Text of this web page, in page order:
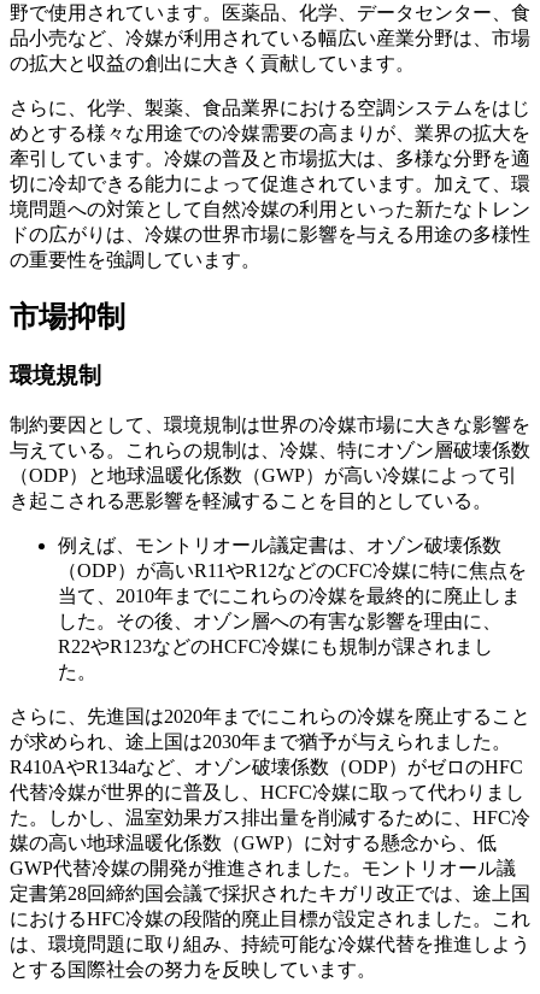
野で使用されています。医薬品、化学、データセンター、食
品小売など、冷媒が利用されている幅広い産業分野は、市場
の拡大と収益の創出に大きく貢献しています。
さらに、化学、製薬、食品業界における空調システムをはじ
めとする様々な用途での冷媒需要の高まりが、業界の拡大を
牽引しています。冷媒の普及と市場拡大は、多様な分野を適
切に冷却できる能力によって促進されています。加えて、環
境問題への対策として自然冷媒の利用といった新たなトレン
ドの広がりは、冷媒の世界市場に影響を与える用途の多様性
の重要性を強調しています。
市場抑制
環境規制
制約要因として、環境規制は世界の冷媒市場に大きな影響を
与えている。これらの規制は、冷媒、特にオゾン層破壊係数
（ODP）と地球温暖化係数（GWP）が高い冷媒によって引
き起こされる悪影響を軽減することを目的としている。
例えば、モントリオール議定書は、オゾン破壊係数
（ODP）が高いR11やR12などのCFC冷媒に特に焦点を
当て、2010年までにこれらの冷媒を最終的に廃止しま
した。その後、オゾン層への有害な影響を理由に、
R22やR123などのHCFC冷媒にも規制が課されまし
た。
さらに、先進国は2020年までにこれらの冷媒を廃止すること
が求められ、途上国は2030年まで猶予が与えられました。
R410AやR134aなど、オゾン破壊係数（ODP）がゼロのHFC
代替冷媒が世界的に普及し、HCFC冷媒に取って代わりまし
た。しかし、温室効果ガス排出量を削減するために、HFC冷
媒の高い地球温暖化係数（GWP）に対する懸念から、低
GWP代替冷媒の開発が推進されました。モントリオール議
定書第28回締約国会議で採択されたキガリ改正では、途上国
におけるHFC冷媒の段階的廃止目標が設定されました。これ
は、環境問題に取り組み、持続可能な冷媒代替を推進しよう
とする国際社会の努力を反映しています。